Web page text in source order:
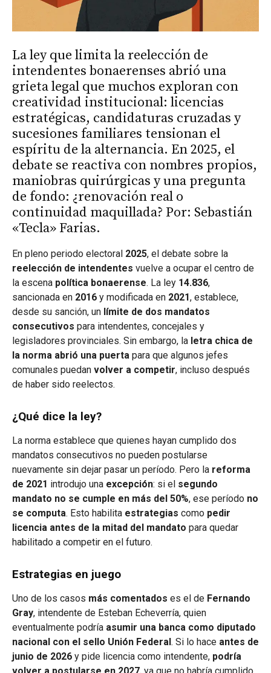
La ley que limita la reelección de
intendentes bonaerenses abrió una
grieta legal que muchos exploran con
creatividad institucional: licencias
estratégicas, candidaturas cruzadas y
sucesiones familiares tensionan el
espíritu de la alternancia. En 2025, el
debate se reactiva con nombres propios,
maniobras quirúrgicas y una pregunta
de fondo: ¿renovación real o
continuidad maquillada? Por: Sebastián
«Tecla» Farias.
En pleno periodo electoral 2025, el debate sobre la
reelección de intendentes vuelve a ocupar el centro de
la escena política bonaerense. La ley 14.836,
sancionada en 2016 y modificada en 2021, establece,
desde su sanción, un límite de dos mandatos
consecutivos para intendentes, concejales y
legisladores provinciales. Sin embargo, la letra chica de
la norma abrió una puerta para que algunos jefes
comunales puedan volver a competir, incluso después
de haber sido reelectos.
¿Qué dice la ley?
La norma establece que quienes hayan cumplido dos
mandatos consecutivos no pueden postularse
nuevamente sin dejar pasar un período. Pero la reforma
de 2021 introdujo una excepción: si el segundo
mandato no se cumple en más del 50%, ese período no
se computa. Esto habilita estrategias como pedir
licencia antes de la mitad del mandato para quedar
habilitado a competir en el futuro.
Estrategias en juego
Uno de los casos más comentados es el de Fernando
Gray, intendente de Esteban Echeverría, quien
eventualmente podría asumir una banca como diputado
nacional con el sello Unión Federal. Si lo hace antes de
junio de 2026 y pide licencia como intendente, podría